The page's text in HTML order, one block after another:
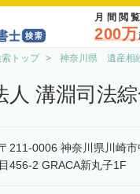
月間閲
200万
トップ 神奈川県 遺産相
人 溝淵司法
〒211-0006 神奈川県川崎
目456-2 GRACA新丸子1F